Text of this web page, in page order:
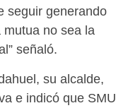
seguir generando
no sea la
señaló.
su alcalde,
e indicó que SMU